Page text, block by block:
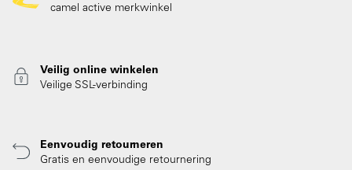
camel active merkwinkel
Veilig online winkelen
Veilige SSL-verbinding
Eenvoudig retourneren
Gratis en eenvoudige retournering